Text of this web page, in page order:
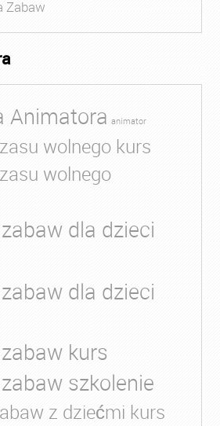
Zabaw
Animatora animator
wolnego kurs
wolnego
dla dzieci
dla dzieci
kurs
szkolenie
z dziećmi kurs